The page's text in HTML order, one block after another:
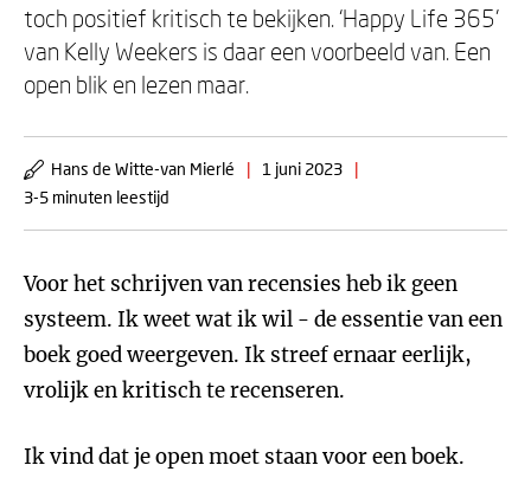
toch positief kritisch te bekijken. ‘Happy Life 365’
van Kelly Weekers is daar een voorbeeld van. Een
open blik en lezen maar.
Hans de Witte-van Mierlé | 1 juni 2023
|
3-5 minuten leestijd
Voor het schrijven van recensies heb ik geen
systeem. Ik weet wat ik wil - de essentie van een
boek goed weergeven. Ik streef ernaar eerlijk,
vrolijk en kritisch te recenseren.
Ik vind dat je open moet staan voor een boek.